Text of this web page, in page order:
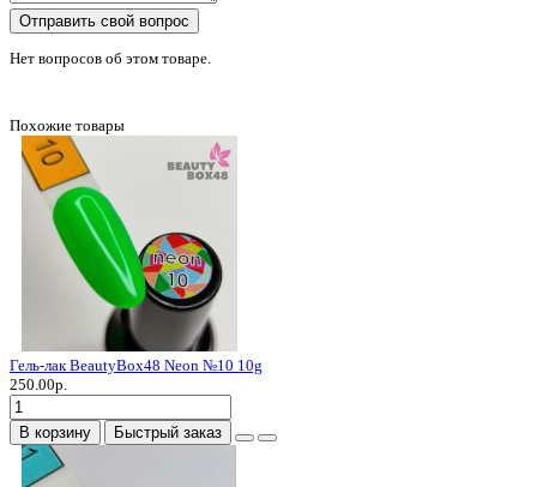
Отправить свой вопрос
Нет вопросов об этом товаре.
Похожие товары
Гель-лак BeautyBox48 Neon №10 10g
250.00р.
В корзину Быстрый заказ